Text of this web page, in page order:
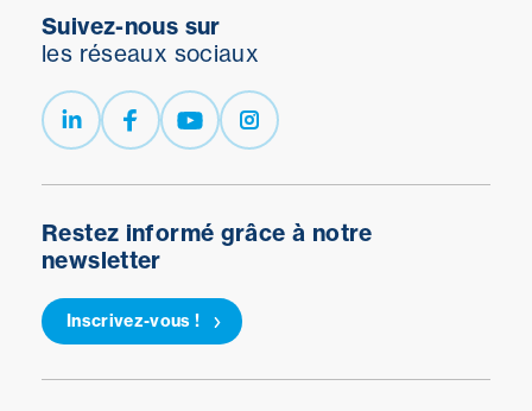
Restez informé grâce à notre
newsletter
Inscrivez-vous !
Suivez-nous sur
les réseaux sociaux